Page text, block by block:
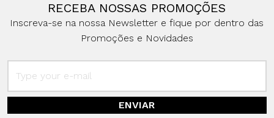
RECEBA NOSSAS PROMOÇÕES
Inscreva-se na nossa Newsletter e fique por dentro das
Promoções e Novidades
ENVIAR